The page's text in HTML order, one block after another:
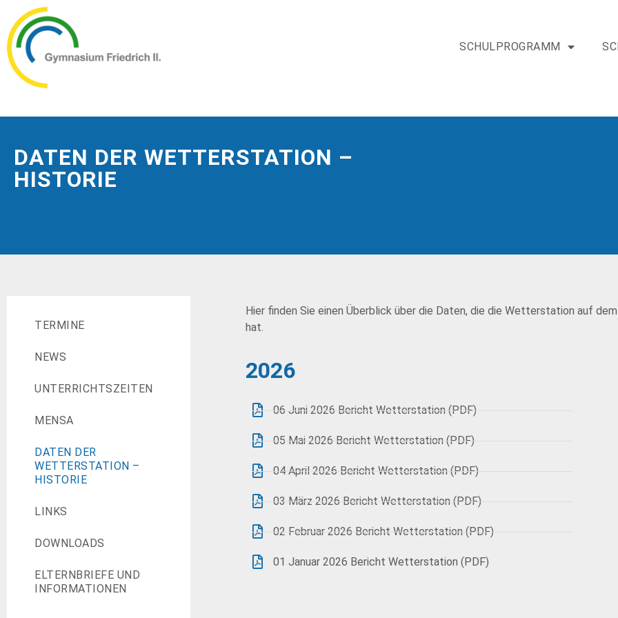
SCHULPROGRAMM
DATEN DER WETTERSTATION –
HISTORIE
TERMINE
NEWS
UNTERRICHTS­ZEITEN
MENSA
DATEN DER
WETTERSTATION –
HISTORIE
LINKS
DOWNLOADS
ELTERNBRIEFE UND
INFORMATIONEN
Hier finden Sie einen Überblick über die Daten, die die Wetterstation auf
hat.
2026
06 Juni 2026 Bericht Wetterstation (PDF)
05 Mai 2026 Bericht Wetterstation (PDF)
04 April 2026 Bericht Wetterstation (PDF)
03 März 2026 Bericht Wetterstation (PDF)
02 Februar 2026 Bericht Wetterstation (PDF)
01 Januar 2026 Bericht Wetterstation (PDF)